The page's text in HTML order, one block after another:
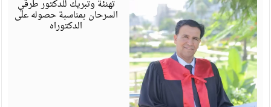
تهنئة وتبريك للدكتور طرقي
السرحان بمناسبة حصوله على
الدكتوراه